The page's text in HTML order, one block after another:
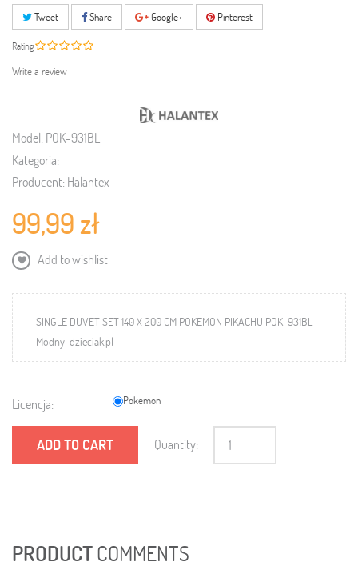
Tweet Share Google+ Pinterest
Rating
Write a review
Model: POK-931BL
Kategoria:
Producent: Halantex
99,99 zł
Add to wishlist
SINGLE DUVET SET 140 X 200 CM POKEMON PIKACHU POK-931BL
Modny-dzieciak.pl
Licencja: Pokemon
ADD TO CART Quantity:
PRODUCTCOMMENTS